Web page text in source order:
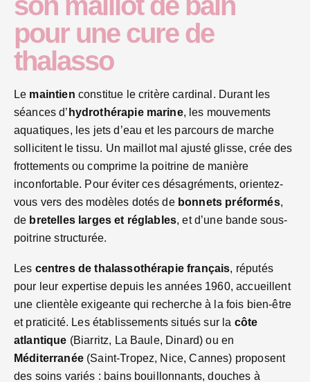
pour une cure de
thalasso
Le maintien constitue le critère cardinal. Durant les
séances d’ hydrothérapie marine, les mouvements
aquatiques, les jets d’eau et les parcours de marche
sollicitent le tissu. Un maillot mal ajusté glisse, crée des
frottements ou comprime la poitrine de manière
inconfortable. Pour éviter ces désagréments, orientez-
vous vers des modèles dotés de bonnets préformés,
de bretelles larges et réglables, et d’une bande sous-
poitrine structurée.
Les centres de thalassothérapie français, réputés
pour leur expertise depuis les années 1960, accueillent
une clientèle exigeante qui recherche à la fois bien-être
et praticité. Les établissements situés sur la côte
atlantique (Biarritz, La Baule, Dinard) ou en
Méditerranée(Saint-Tropez, Nice, Cannes) proposent
des soins variés : bains bouillonnants, douches à